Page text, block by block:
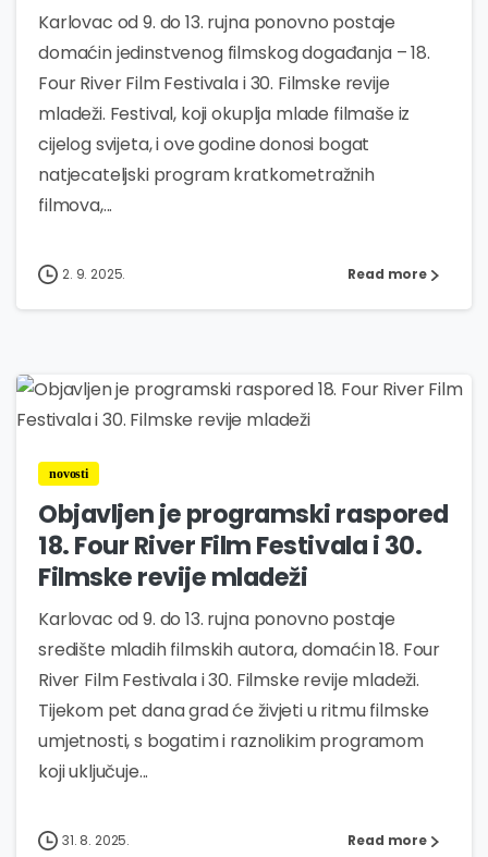
Karlovac od 9. do 13. rujna ponovno postaje
domaćin jedinstvenog filmskog događanja – 18.
Four River Film Festivala i 30. Filmske revije
mladeži. Festival, koji okuplja mlade filmaše iz
cijelog svijeta, i ove godine donosi bogat
natjecateljski program kratkometražnih
filmova,...
2. 9. 2025. Read more
0
novosti
Objavljen je programski raspored
18. Four River Film Festivala i 30.
Filmske revije mladeži
Karlovac od 9. do 13. rujna ponovno postaje
središte mladih filmskih autora, domaćin 18. Four
River Film Festivala i 30. Filmske revije mladeži.
Tijekom pet dana grad će živjeti u ritmu filmske
umjetnosti, s bogatim i raznolikim programom
koji uključuje...
31. 8. 2025. Read more